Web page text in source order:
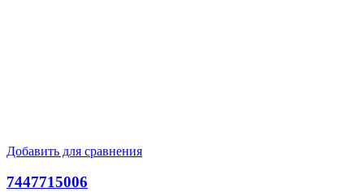
Добавить для сравнения
7447715006